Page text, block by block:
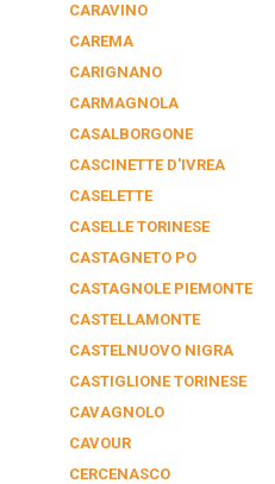
CARAVINO
CAREMA
CARIGNANO
CARMAGNOLA
CASALBORGONE
CASCINETTE D'IVREA
CASELETTE
CASELLE TORINESE
CASTAGNETO PO
CASTAGNOLE PIEMONTE
CASTELLAMONTE
CASTELNUOVO NIGRA
CASTIGLIONE TORINESE
CAVAGNOLO
CAVOUR
CERCENASCO